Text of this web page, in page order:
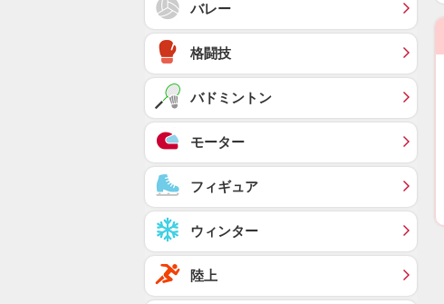
バレー
格闘技
バドミントン
モーター
フィギュア
ウィンター
陸上